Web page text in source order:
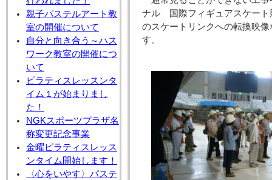
親子パステルアート教
室の開催について
自分と向き合う～ハス
ワーク教室の開催につ
いて
ピラティスレッスンタ
イム１が始まりまし
た！
NGKスポーツプラザ名
称変更記念事業
金曜ピラティスレッス
ンタイム開始します！
〈心をいやす〉パステ
ナル 国際フィギュアスケート
のスケートリンクへの転換映
す。